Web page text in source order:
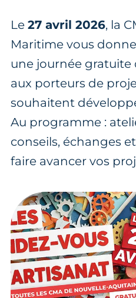
Le 27 avril 2026, la
Maritime vous
une journée gratuite
aux porteurs de
souhaitent
Au programme :
conseils, échanges
faire avancer vos